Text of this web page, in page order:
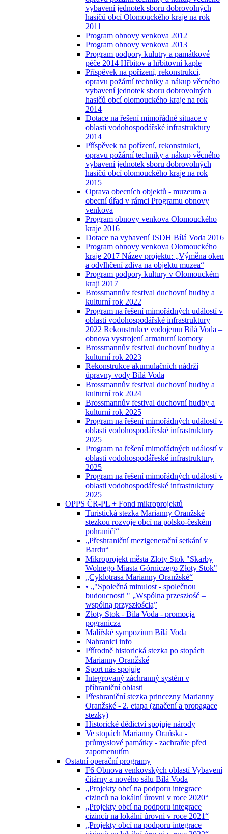
vybavení jednotek sboru dobrovolných
hasičů obcí Olomouckého kraje na rok
2011
Program obnovy venkova 2012
Program obnovy venkova 2013
Program podpory kulutry a památkové
péče 2014 Hřbitov a hřbitovní kaple
Příspěvek na pořízení, rekonstrukci,
opravu požární techniky a nákup věcného
vybavení jednotek sboru dobrovolných
hasičů obcí olomouckého kraje na rok
2014
Dotace na řešení mimořádné situace v
oblasti vodohospodářské infrastruktury
2014
Příspěvek na pořízení, rekonstrukci,
opravu požární techniky a nákup věcného
vybavení jednotek sboru dobrovolných
hasičů obcí olomouckého kraje na rok
2015
Oprava obecních objektů - muzeum a
obecní úřad v rámci Programu obnovy
venkova
Program obnovy venkova Olomouckého
kraje 2016
Dotace na vybavení JSDH Bílá Voda 2016
Program obnovy venkova Olomouckého
kraje 2017 Název projektu: „Výměna oken
a odvlhčení zdiva na objektu muzea“
Program podpory kultury v Olomouckém
kraji 2017
Brossmannův festival duchovní hudby a
kulturní rok 2022
Program na řešení mimořádných událostí v
oblasti vodohospodářské infrastruktury
2022 Rekonstrukce vodojemu Bílá Voda –
obnova vystrojení armaturní komory
Brossmannův festival duchovní hudby a
kulturní rok 2023
Rekonstrukce akumulačních nádrží
úpravny vody Bílá Voda
Brossmannův festival duchovní hudby a
kulturní rok 2024
Brossmannův festival duchovní hudby a
kulturní rok 2025
Program na řešení mimořádných událostí v
oblasti vodohospodářeské infrastruktury
2025
Program na řešení mimořádných událostí v
oblasti vodohospodářeské infrastruktury
2025
Program na řešení mimořádných událostí v
oblasti vodohospodářeské infrastruktury
2025
OPPS ČR-PL + Fond mikroprojektů
Turistická stezka Marianny Oranžské
stezkou rozvoje obcí na polsko-českém
pohraničí“
„Přeshraniční mezigenerační setkání v
Bardu“
Mikroprojekt města Zloty Stok "Skarby
Wolnego Miasta Górniczego Złoty Stok"
„Cyklotrasa Marianny Oranžské“
• „"Společná minulost - společnou
budoucnosti " „Wspólna przeszłość –
wspólną przyszłością”
Złoty Stok - Bila Voda - promocja
pogranicza
Malířské sympozium Bílá Voda
Nahranici info
Přírodně historická stezka po stopách
Marianny Oranžské
Sport nás spojuje
Integrovaný záchranný systém v
příhraniční oblasti
Přeshraniční stezka princezny Marianny
Oranžské - 2. etapa (značení a propagace
stezky)
Historické dědictví spojuje národy
Ve stopách Marianny Oraňska -
průmyslové památky - zachraňte před
zapomenutím
Ostatní operační programy
F6 Obnova venkovských oblastí Vybavení
čítárny a nového sálu Bílá Voda
„Projekty obcí na podporu integrace
cizinců na lokální úrovni v roce 2020“
„Projekty obcí na podporu integrace
cizinců na lokální úrovni v roce 2021“
„Projekty obcí na podporu integrace